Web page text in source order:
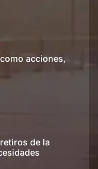
acciones,
de la